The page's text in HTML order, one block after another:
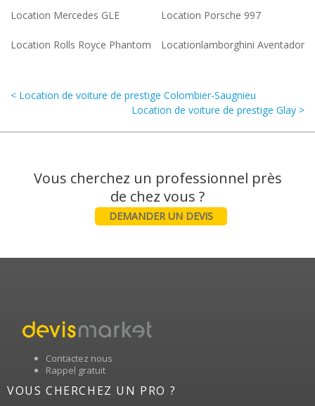
Location Mercedes GLE Location Porsche 997
Location Rolls Royce Phantom Locationlamborghini Aventador
< Location de voiture de prestige Colombier-Saugnieu
Location de voiture de prestige Glay >
Vous cherchez un professionnel près
DEMANDER UN DEVIS
Contactez nous
Rappel gratuit
VOUS CHERCHEZ UN PRO ?